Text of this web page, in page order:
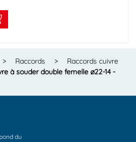
> Raccords >
Raccords cuivre
à souder double femelle ø22-14 -
du